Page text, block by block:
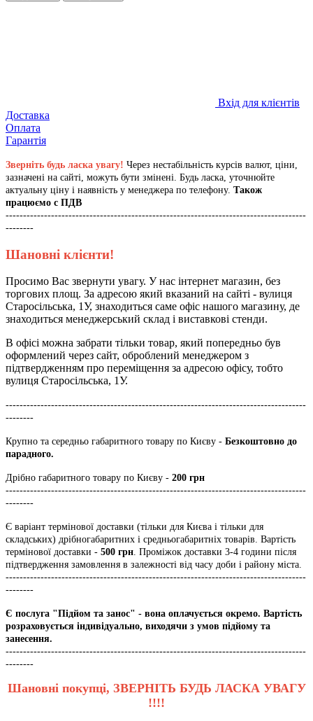
Вхід для клієнтів
Доставка
Оплата
Гарантія
Зверніть будь ласка увагу! Через нестабільність курсів валют, ціни,
зазначені на сайті, можуть бути змінені. Будь ласка, уточнюйте
актуальну ціну і наявність у менеджера по телефону. Також
працюємо с ПДВ
--------------------------------------------------------------------------------------
--------
Шановні клієнти!
Просимо Вас звернути увагу. У нас інтернет магазин, без
торгових площ. За адресою який вказаний на сайті - вулиця
Старосільська, 1У, знаходиться саме офіс нашого магазину, де
знаходиться менеджерський склад і виставкові стенди.
В офісі можна забрати тільки товар, який попередньо був
оформлений через сайт, оброблений менеджером з
підтвердженням про переміщення за адресою офісу, тобто
вулиця Старосільська, 1У.
--------------------------------------------------------------------------------------
--------
Крупно та середньо габаритного товару по Києву - Безкоштовно до
парадного.
Дрібно габаритного товару по Києву - 200 грн
--------------------------------------------------------------------------------------
--------
Є варіант термінової доставки (тільки для Києва і тільки для
складських) дрібногабаритних і средньогабаритніх товарів. Вартість
термінової доставки - 500 грн. Проміжок доставки 3-4 години після
підтвердження замовлення в залежності від часу доби і району міста.
--------------------------------------------------------------------------------------
--------
Є послуга "Підйом та занос" - вона оплачується окремо. Вартість
розраховується індивідуально, виходячи з умов підйому та
занесення.
--------------------------------------------------------------------------------------
--------
Шановні покупці, ЗВЕРНІТЬ БУДЬ ЛАСКА УВАГУ
!!!!